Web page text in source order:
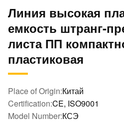
Линия высокая
емкость штранг-
листа ПП
пластиковая
Place of Origin:Китай
Certification:CE, ISO9001
Model Number:КСЭ